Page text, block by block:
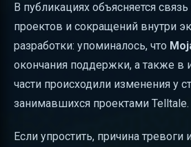
В публикациях объясняется
проектов и сокращений внутри
разработки: упоминалось, что
окончания поддержки, а также в
части происходили изменения у
занимавшихся проектами Telltale.
Если упростить, причина тревоги